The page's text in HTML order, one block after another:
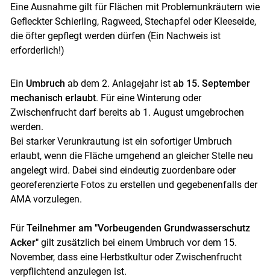
Skip to main content
Eine Ausnahme gilt für Flächen mit Problemunkräutern wie
Gefleckter Schierling, Ragweed, Stechapfel oder Kleeseide,
die öfter gepflegt werden dürfen (Ein Nachweis ist
erforderlich!)
Ein Umbruch ab dem 2. Anlagejahr ist ab 15. September
mechanisch erlaubt. Für eine Winterung oder
Zwischenfrucht darf bereits ab 1. August umgebrochen
werden.
Bei starker Verunkrautung ist ein sofortiger Umbruch
erlaubt, wenn die Fläche umgehend an gleicher Stelle neu
angelegt wird. Dabei sind eindeutig zuordenbare oder
georeferenzierte Fotos zu erstellen und gegebenenfalls der
AMA vorzulegen.
FürTeilnehmer am "Vorbeugenden Grundwasserschutz
Acker"gilt zusätzlich bei einem Umbruch vor dem 15.
November, dass eine Herbstkultur oder Zwischenfrucht
verpflichtend anzulegen ist.